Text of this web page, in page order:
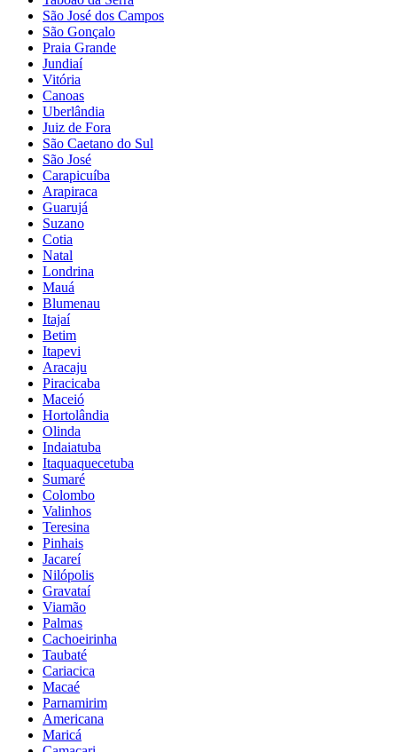
São José dos Campos
São Gonçalo
Praia Grande
Jundiaí
Vitória
Canoas
Uberlândia
Juiz de Fora
São Caetano do Sul
São José
Carapicuíba
Arapiraca
Guarujá
Suzano
Cotia
Natal
Londrina
Mauá
Blumenau
Itajaí
Betim
Itapevi
Aracaju
Piracicaba
Maceió
Hortolândia
Olinda
Indaiatuba
Itaquaquecetuba
Sumaré
Colombo
Valinhos
Teresina
Pinhais
Jacareí
Nilópolis
Gravataí
Viamão
Palmas
Cachoeirinha
Taubaté
Cariacica
Macaé
Parnamirim
Americana
Maricá